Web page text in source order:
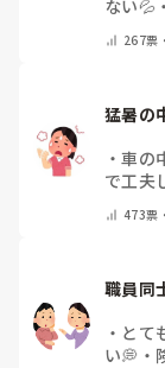
ない💦 ・
267票
猛暑の
・車の
で工夫
ん ・そ
473票
職員同
・ とて
い💭 ・